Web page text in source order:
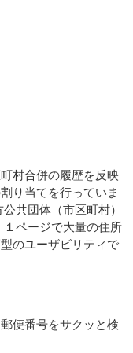
村合併の履歴を反映
り当てを行っていま
共団体（市区町村）
ページで大量の住所
のユーザビリティで
便番号をサクッと検